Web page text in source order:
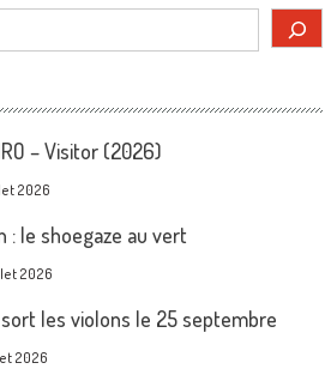
– Visitor (2026)
2026
: le shoegaze au vert
2026
les violons le 25 septembre
2026